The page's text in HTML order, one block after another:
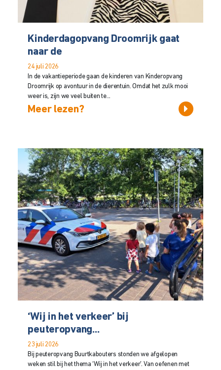
Kinderdagopvang Droomrijk gaat
naar de
24 juli 2026
In de vakantieperiode gaan de kinderen van Kinderopvang
Droomrijk op avontuur in de dierentuin. Omdat het zulk mooi
weer is, zijn we veel buiten te...
Meer lezen?
‘Wij in het verkeer’ bij
peuteropvang...
23 juli 2026
Bij peuteropvang Buurtkabouters stonden we afgelopen
weken stil bij het thema ‘Wij in het verkeer’. Van oefenen met